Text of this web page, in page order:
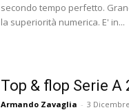
secondo tempo perfetto.
la superiorità numerica. E' in...
Top & flop Serie A
Armando Zavaglia - 3